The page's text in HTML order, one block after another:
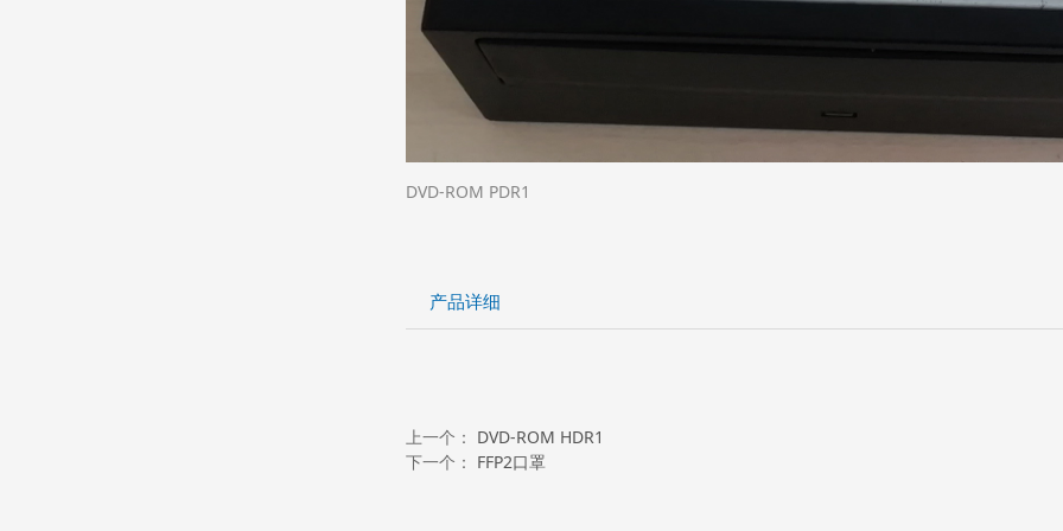
DVD-ROM PDR1
产品详细
上一个： DVD-ROM HDR1
下一个： FFP2口罩